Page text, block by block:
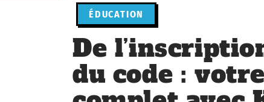
ÉDUCATION
De
du code :